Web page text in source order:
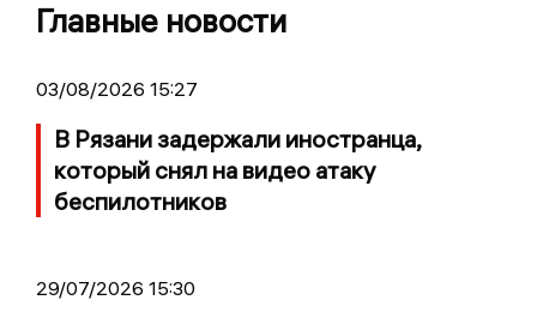
Главные новости
03/08/2026 15:27
В Рязани задержали иностранца,
который снял на видео атаку
беспилотников
29/07/2026 15:30